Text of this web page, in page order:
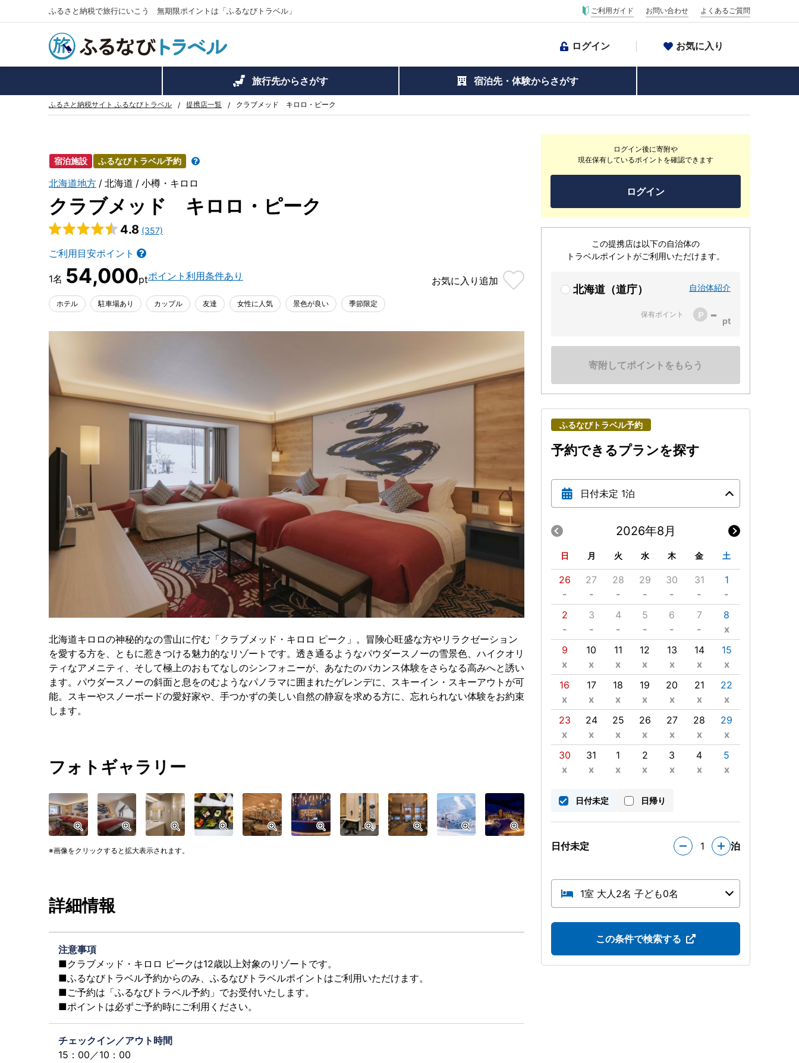
ふるさと納税で旅行にいこう 無期限ポイントは「ふるなびトラベル」 ご利用ガイド お問い合わせ よくあるご質問
ログイン お気に入り
旅行先からさがす 宿泊先・体験からさがす
ふるさと納税サイト ふるなびトラベル 提携店一覧 クラブメッド キロロ・ピーク
宿泊施設 ふるなびトラベル予約
北海道地方 北海道 小樽・キロロ
クラブメッド キロロ・ピーク
4.8 (357)
ご利用目安ポイント
54,000 ポイント利用条件あり お気に入り 追加
ホテル 駐車場あり カップル 友達 女性に人気 景色が良い 季節限定
ログイン後に寄附や
現在保有しているポイントを確認できます
ログイン
この提携店は以下の自治体の
トラベルポイントがご利用いただけます。
北海道（道庁） 自治体紹介
保有ポイント -
寄附してポイントをもらう
ふるなびトラベル予約
予約できるプランを探す
日付未定 1泊
2026年8月
日 月 火 水 木 金 土
26
-
27
-
28
-
29
-
30
-
31
-
1
-
2
-
3
-
4
-
5
-
6
-
7
-
8
x
9
x
10
x
11
x
12
x
13
x
14
x
15
x
16
x
17
x
18
x
19
x
20
x
21
x
22
x
23
x
24
x
25
x
26
x
27
x
28
x
29
x
30
x
31
x
1
x
2
x
3
x
4
x
5
x
日付未定 日帰り
日付未定 1 泊
1室 大人2名 子ども0名
この条件で検索する
北海道キロロの神秘的なの雪山に佇む「クラブメッド・キロロ ピーク」。冒険心旺盛な方やリラクゼーション
を愛する方を、ともに惹きつける魅力的なリゾートです。透き通るようなパウダースノーの雪景色、ハイクオリ
ティなアメニティ、そして極上のおもてなしのシンフォニーが、あなたのバカンス体験をさらなる高みへと誘い
ます。パウダースノーの斜面と息をのむようなパノラマに囲まれたゲレンデに、スキーイン・スキーアウトが可
能。スキーやスノーボードの愛好家や、手つかずの美しい自然の静寂を求める方に、忘れられない体験をお約束
します。
フォトギャラリー
画像をクリックすると拡大表示されます。
詳細情報
注意事項
■クラブメッド・キロロ ピークは12歳以上対象のリゾートです。
■ふるなびトラベル予約からのみ、ふるなびトラベルポイントはご利用いただけます。
■ご予約は「ふるなびトラベル予約」でお受付いたします。
■ポイントは必ずご予約時にご利用ください。
チェックイン／アウト時間
15：00／10：00